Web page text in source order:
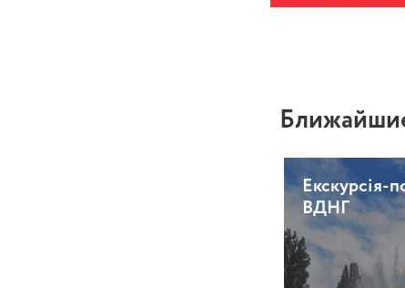
Екскурсія-
ВДНГ